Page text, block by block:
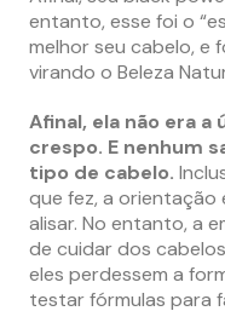
entanto, esse foi o
melhor seu cabelo, e
virando o Beleza
Afinal, ela não era
crespo. E nenhum
tipo de cabelo.
que fez, a
alisar. No entanto, a
de cuidar dos
eles perdessem a
testar fórmulas para